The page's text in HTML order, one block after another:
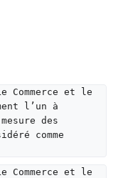
Commerce et le
l’un à
des
comme
Commerce et le